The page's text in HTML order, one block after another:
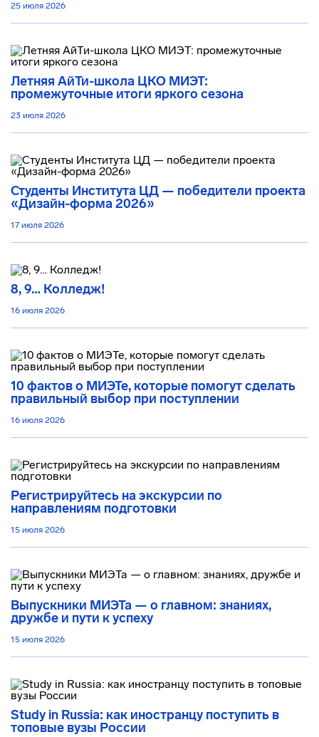
25 июля 2026
Летняя АйТи-школа ЦКО МИЭТ:
промежуточные итоги яркого сезона
23 июля 2026
Студенты Института ЦД — победители проекта
«Дизайн-форма 2026»
17 июля 2026
8, 9… Колледж!
16 июля 2026
10 фактов о МИЭТе, которые помогут сделать
правильный выбор при поступлении
16 июля 2026
Регистрируйтесь на экскурсии по
направлениям подготовки
15 июля 2026
Выпускники МИЭТа — о главном: знаниях,
дружбе и пути к успеху
15 июля 2026
Study in Russia: как иностранцу поступить в
топовые вузы России